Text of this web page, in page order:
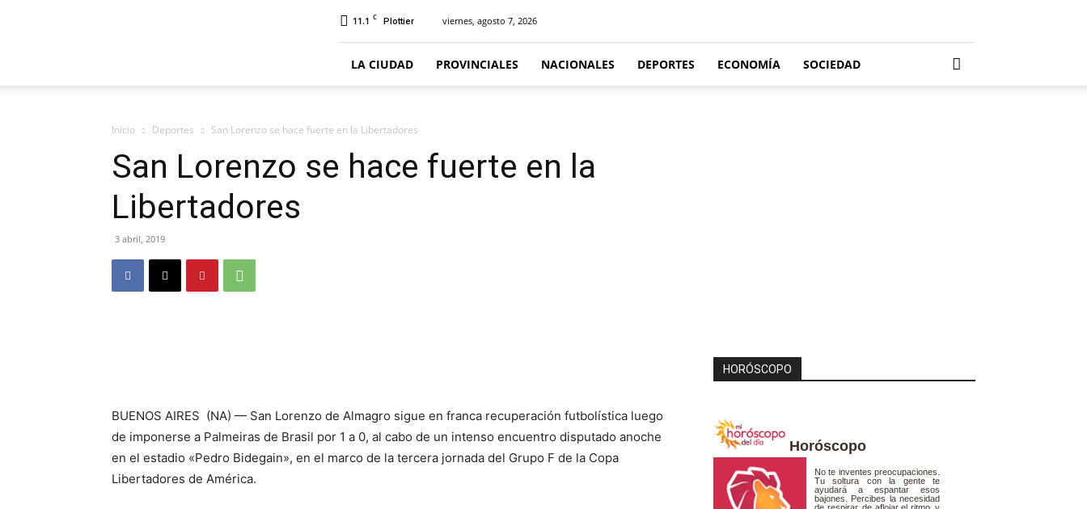
11.1 C Plottier viernes, agosto 7, 2026
LA CIUDAD PROVINCIALES NACIONALES DEPORTES ECONOMÍA SOCIEDAD
Inicio Deportes San Lorenzo se hace fuerte en la Libertadores
San Lorenzo se hace fuerte en la
Libertadores
3 abril, 2019
BUENOS AIRES (NA) — San Lorenzo de Almagro sigue en franca recuperación futbolística luego
de imponerse a Palmeiras de Brasil por 1 a 0, al cabo de un intenso encuentro disputado anoche
en el estadio «Pedro Bidegain», en el marco de la tercera jornada del Grupo F de la Copa
Libertadores de América.
HORÓSCOPO
Horóscopo